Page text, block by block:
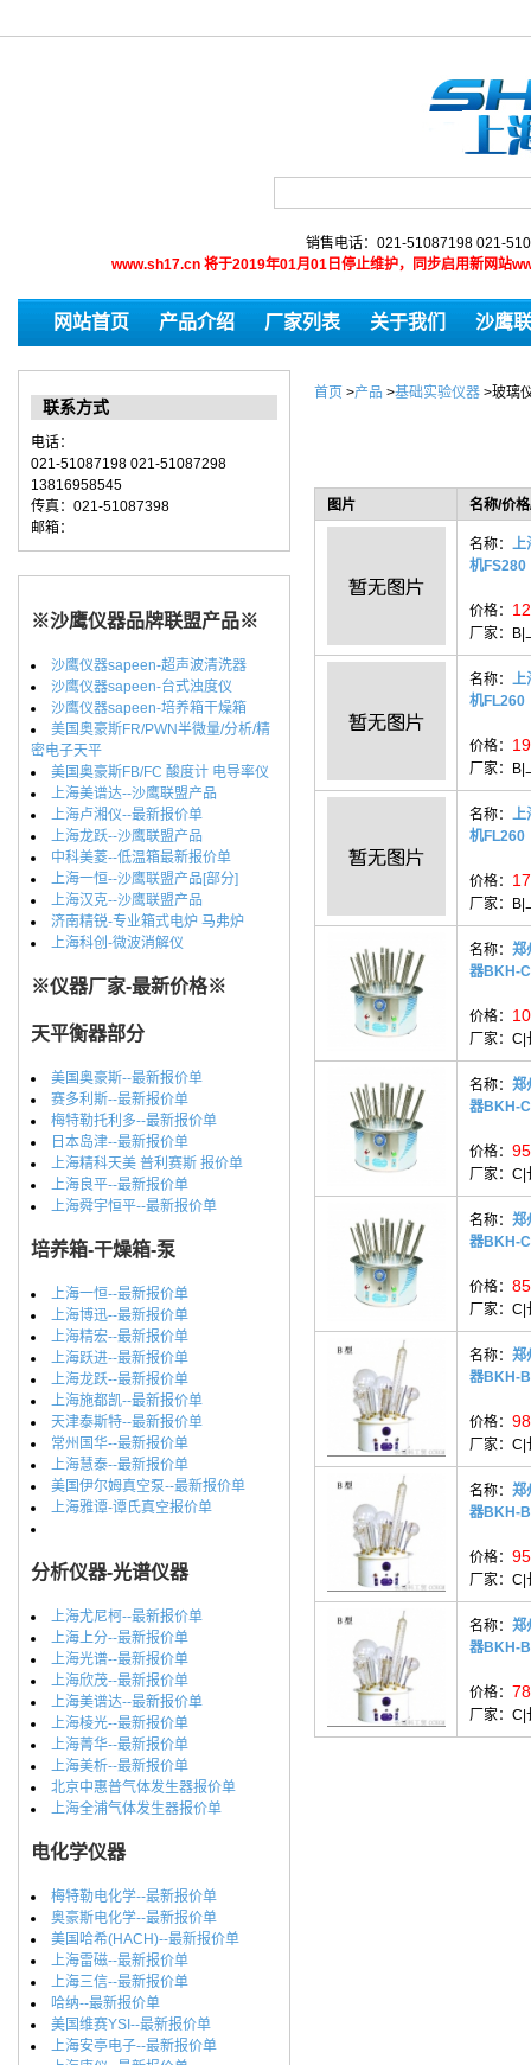
销售电话：021-51087198 021-
www.sh17.cn 将于2019年01月01日停止维护，同步启用新网站
网站首页 产品介绍 厂家列表 关于我们 沙鹰
联系方式
电话：
021-51087198 021-51087298
13816958545
传真：021-51087398
邮箱：
※沙鹰仪器品牌联盟产品※
沙鹰仪器sapeen-超声波清洗器
沙鹰仪器sapeen-台式浊度仪
沙鹰仪器sapeen-培养箱干燥箱
美国奥豪斯FR/PWN半微量/分析/精
密电子天平
美国奥豪斯FB/FC 酸度计 电导率仪
上海美谱达--沙鹰联盟产品
上海卢湘仪--最新报价单
上海龙跃--沙鹰联盟产品
中科美菱--低温箱最新报价单
上海一恒--沙鹰联盟产品[部分]
上海汉克--沙鹰联盟产品
济南精锐-专业箱式电炉 马弗炉
上海科创-微波消解仪
※仪器厂家-最新价格※
天平衡器部分
美国奥豪斯--最新报价单
赛多利斯--最新报价单
梅特勒托利多--最新报价单
日本岛津--最新报价单
上海精科天美 普利赛斯 报价单
上海良平--最新报价单
上海舜宇恒平--最新报价单
培养箱-干燥箱-泵
上海一恒--最新报价单
上海博迅--最新报价单
上海精宏--最新报价单
上海跃进--最新报价单
上海龙跃--最新报价单
上海施都凯--最新报价单
天津泰斯特--最新报价单
常州国华--最新报价单
上海慧泰--最新报价单
美国伊尔姆真空泵--最新报价单
上海雅谭-谭氏真空报价单
分析仪器-光谱仪器
上海尤尼柯--最新报价单
上海上分--最新报价单
上海光谱--最新报价单
上海欣茂--最新报价单
上海美谱达--最新报价单
上海棱光--最新报价单
上海菁华--最新报价单
上海美析--最新报价单
北京中惠普气体发生器报价单
上海全浦气体发生器报价单
电化学仪器
梅特勒电化学--最新报价单
奥豪斯电化学--最新报价单
美国哈希(HACH)--最新报价单
上海雷磁--最新报价单
上海三信--最新报价单
哈纳--最新报价单
美国维赛YSI--最新报价单
上海安亭电子--最新报价单
首页 >产品 >基础实验仪器 >玻璃
图片 名称/价
名称： 上
机FS280
价格：
厂家： B|
名称： 上
机FL260
价格：
厂家： B|
名称： 上
机FL260
价格：
厂家： B|
名称： 郑
器BKH-
价格：
厂家： C|
名称： 郑
器BKH-
价格：
厂家： C|
名称： 郑
器BKH-
价格：
厂家： C|
名称： 郑
器BKH-
价格：
厂家： C|
名称： 郑
器BKH-
价格：
厂家： C|
名称： 郑
器BKH-
价格：
厂家： C|